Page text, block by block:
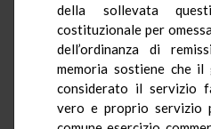
della sollevata
costituzionale per
dell’ordinanza di
memoria sostiene che il
considerato il servizio
vero e proprio servizio